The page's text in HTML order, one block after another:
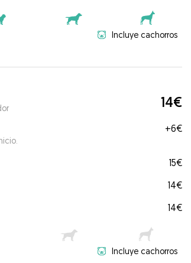
Incluye cachorros
14€
+6€
15€
14€
14€
Incluye cachorros